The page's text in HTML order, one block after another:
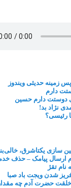
دارم
دوستت دارم حسین
نژاد بد!
رئیسی؟
سازی یکتاشرق،
پیامک – حذف
تقژ
شدن ویجت باد صبا
خلقت حضرت آدم چه